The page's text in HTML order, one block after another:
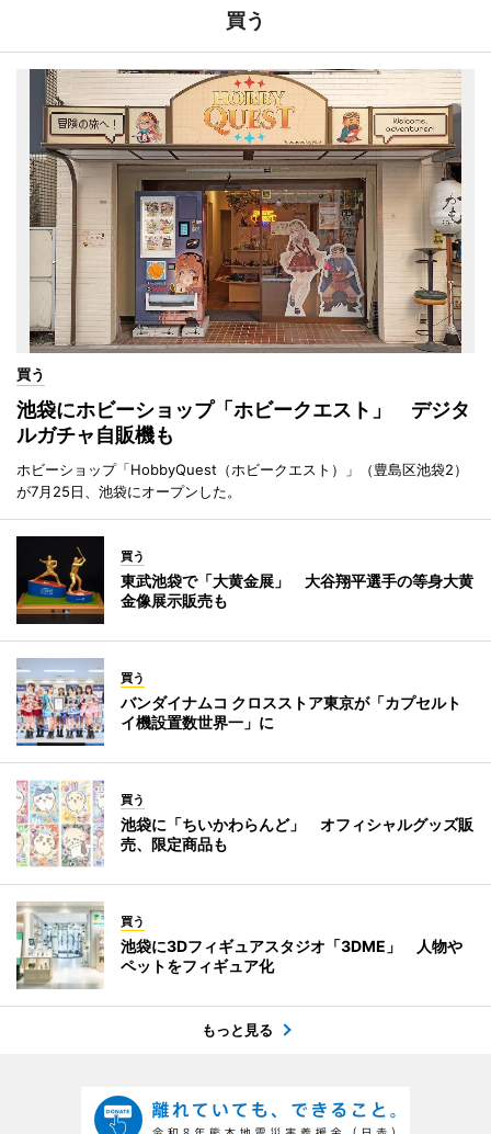
買う
買う
池袋にホビーショップ「ホビークエスト」 デジタ
ルガチャ自販機も
ホビーショップ「HobbyQuest（ホビークエスト）」（豊島区池袋2）
が7月25日、池袋にオープンした。
買う
東武池袋で「大黄金展」 大谷翔平選手の等身大黄
金像展示販売も
買う
バンダイナムコ クロスストア東京が「カプセルト
イ機設置数世界一」に
買う
池袋に「ちいかわらんど」 オフィシャルグッズ販
売、限定商品も
買う
池袋に3Dフィギュアスタジオ「3DME」 人物や
ペットをフィギュア化
もっと見る